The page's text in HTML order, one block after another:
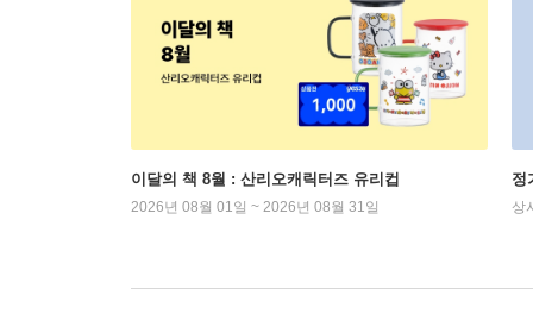
이달의 책 8월 : 산리오캐릭터즈 유리컵
2026년 08월 01일 ~ 2026년 08월 31일
정
상